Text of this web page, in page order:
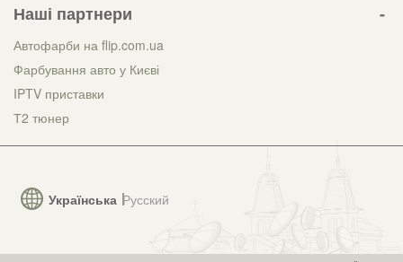
Українська Русский
Наші партнери
Автофарби на flip.com.ua
Фарбування авто у Києві
IPTV приставки
Т2 тюнер